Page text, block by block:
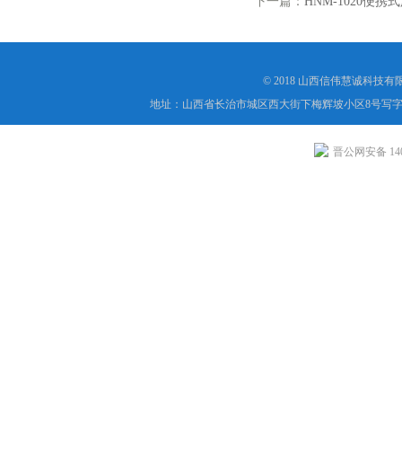
© 2018 山西信伟慧诚科技有
地址：山西省长治市城区西大街下梅辉坡小区8号写
晋公网安备